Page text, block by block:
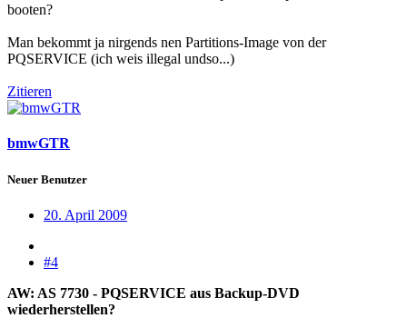
booten?
Man bekommt ja nirgends nen Partitions-Image von der
PQSERVICE (ich weis illegal undso...)
Zitieren
bmwGTR
Neuer Benutzer
20. April 2009
#4
AW: AS 7730 - PQSERVICE aus Backup-DVD
wiederherstellen?